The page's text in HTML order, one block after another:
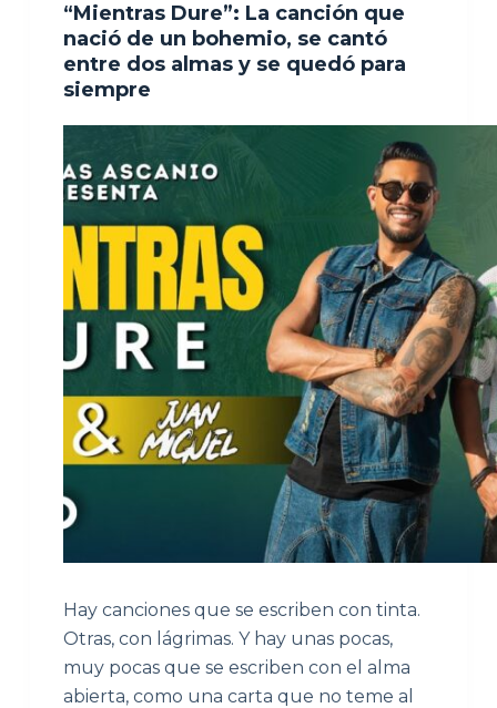
“Mientras Dure”: La canción que
nació de un bohemio, se cantó
entre dos almas y se quedó para
siempre
Hay canciones que se escriben con tinta.
Otras, con lágrimas. Y hay unas pocas,
muy pocas que se escriben con el alma
abierta, como una carta que no teme al